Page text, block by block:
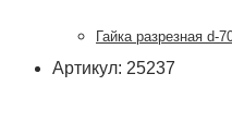
Гайка разрезная d-
Артикул: 25237